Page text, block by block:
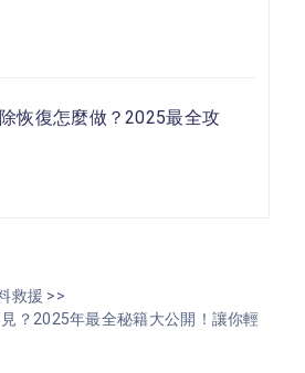
恢復怎麼做？2025最全攻
救援 >>
？2025年最全秘籍大公開！讓你輕